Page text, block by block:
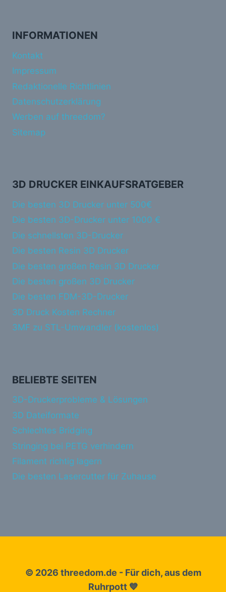
INFORMATIONEN
Kontakt
Impressum
Redaktionelle Richtlinien
Datenschutzerklärung
Werben auf threedom?
Sitemap
3D DRUCKER EINKAUFSRATGEBER
Die besten 3D Drucker unter 500€
Die besten 3D-Drucker unter 1000 €
Die schnellsten 3D-Drucker
Die besten Resin 3D Drucker
Die besten großen Resin 3D Drucker
Die besten großen 3D Drucker
Die besten FDM-3D-Drucker
3D Druck Kosten Rechner
3MF zu STL-Umwandler (kostenlos)
BELIEBTE SEITEN
3D-Druckerprobleme & Lösungen
3D Dateiformate
Schlechtes Bridging
Stringing bei PETG verhindern
Filament richtig lagern
Die besten Lasercutter für Zuhause
© 2026 threedom.de - Für dich, aus dem
Ruhrpott 💙